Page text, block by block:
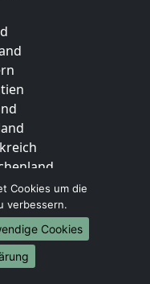
Cookies um die
verbessern.
Cookies